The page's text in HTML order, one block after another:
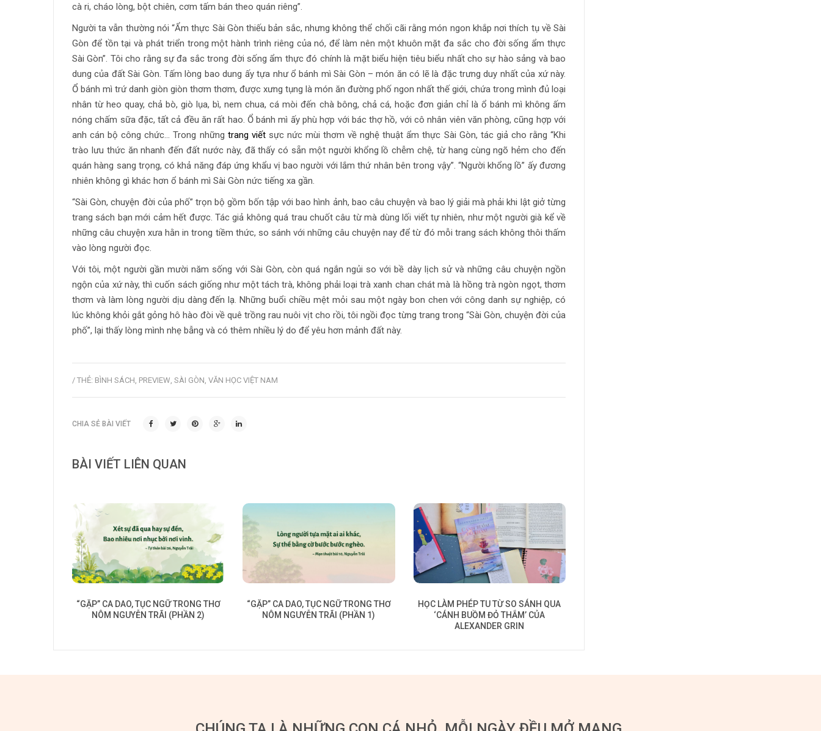
cà ri, cháo lòng, bột chiên, cơm tấm bán theo quán riêng”.
Người ta vẫn thường nói “Ẩm thực Sài Gòn thiếu bản sắc, nhưng không thể chối cãi rằng món ngon khắp nơi thích tụ về Sài
Gòn để tồn tại và phát triển trong một hành trình riêng của nó, để làm nên một khuôn mặt đa sắc cho đời sống ẩm thực
Sài Gòn”. Tôi cho rằng sự đa sắc trong đời sống ẩm thực đó chính là mặt biểu hiện tiêu biểu nhất cho sự hào sảng và bao
dung của đất Sài Gòn. Tấm lòng bao dung ấy tựa như ổ bánh mì Sài Gòn – món ăn có lẽ là đặc trưng duy nhất của xứ này.
Ổ bánh mì trứ danh giòn giòn thơm thơm, được xưng tụng là món ăn đường phố ngon nhất thế giới, chứa trong mình đủ loại
nhân từ heo quay, chả bò, giò lụa, bì, nem chua, cá mòi đến chà bông, chả cá, hoặc đơn giản chỉ là ổ bánh mì không ấm
nóng chấm sữa đặc, tất cả đều ăn rất hao. Ổ bánh mì ấy phù hợp với bác thợ hồ, với cô nhân viên văn phòng, cũng hợp với
anh cán bộ công chức… Trong những trang viếtsực nức mùi thơm về nghệ thuật ẩm thực Sài Gòn, tác giả cho rằng “Khi
trào lưu thức ăn nhanh đến đất nước này, đã thấy có sẵn một người khổng lồ chễm chệ, từ hang cùng ngõ hẻm cho đến
quán hàng sang trọng, có khả năng đáp ứng khẩu vị bao người với lắm thứ nhân bên trong vậy”. “Người khổng lồ” ấy đương
nhiên không gì khác hơn ổ bánh mì Sài Gòn nức tiếng xa gần.
“Sài Gòn, chuyện đời của phố” trọn bộ gồm bốn tập với bao hình ảnh, bao câu chuyện và bao lý giải mà phải khi lật giở từng
trang sách bạn mới cảm hết được. Tác giả không quá trau chuốt câu từ mà dùng lối viết tự nhiên, như một người già kể về
những câu chuyện xưa hằn in trong tiềm thức, so sánh với những câu chuyện nay để từ đó mỗi trang sách không thôi thấm
vào lòng người đọc.
Với tôi, một người gần mười năm sống với Sài Gòn, còn quá ngắn ngủi so với bề dày lịch sử và những câu chuyện ngồn
ngộn của xứ này, thì cuốn sách giống như một tách trà, không phải loại trà xanh chan chát mà là hồng trà ngòn ngọt, thơm
thơm và làm lòng người dịu dàng đến lạ. Những buổi chiều mệt mỏi sau một ngày bon chen với công danh sự nghiệp, có
lúc không khỏi gắt gỏng hô hào đòi về quê trồng rau nuôi vịt cho rồi, tôi ngồi đọc từng trang trong “Sài Gòn, chuyện đời của
phố”, lại thấy lòng mình nhẹ bẫng và có thêm nhiều lý do để yêu hơn mảnh đất này.
/ THẺ: BÌNH SÁCH PREVIEW SÀI GÒN VĂN HỌC VIỆT NAM
CHIA SẺ BÀI VIẾT
BÀI VIẾT LIÊN QUAN
“GẶP” CA DAO, TỤC NGỮ TRONG THƠ
NÔM NGUYỄN TRÃI (PHẦN 2)
“GẶP” CA DAO, TỤC NGỮ TRONG THƠ
NÔM NGUYỄN TRÃI (PHẦN 1)
HỌC LÀM PHÉP TU TỪ SO SÁNH QUA
‘CÁNH BUỒM ĐỎ THẮM’ CỦA
ALEXANDER GRIN